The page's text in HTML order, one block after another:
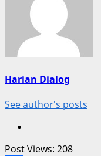
Harian Dialog
See author's posts
Post Views: 208